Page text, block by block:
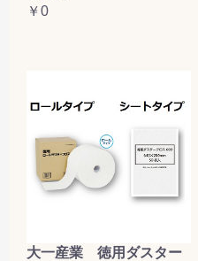
￥0
大一産業 徳用ダスター